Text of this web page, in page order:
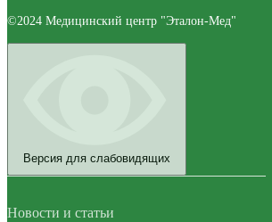
©2024 Медицинский центр "Эталон-Мед"
Версия для слабовидящих
Новости и статьи